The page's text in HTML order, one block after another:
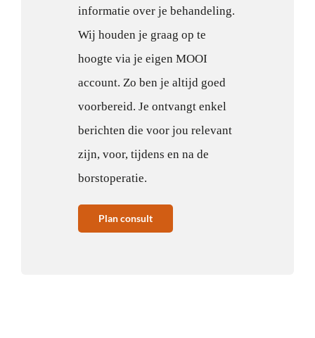
informatie over je behandeling.
Wij houden je graag op te
hoogte via je eigen MOOI
account. Zo ben je altijd goed
voorbereid. Je ontvangt enkel
berichten die voor jou relevant
zijn, voor, tijdens en na de
borstoperatie.
Plan consult